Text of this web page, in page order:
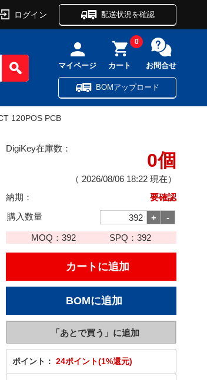
ログイン 配送状況を確認
マイページ カート
0
お問合せ
BOMアップロード
120POS PCB
DigiKey在庫数：
0個
（ 2026/08/06 18:22 現在）
納期：
要確認
購入数量
MOQ：392 SPQ： 392
ポイント： 24ポイント(1%還元)